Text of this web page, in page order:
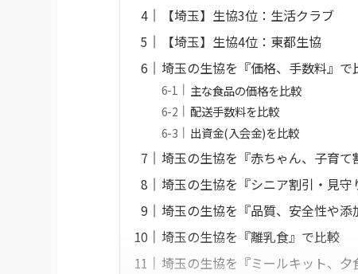
【埼玉】生協3位：生活クラブ
【埼玉】生協4位：東都生協
埼玉の生協を『価格、手数料』で
主な食品の価格を比較
配送手数料を比較
出資金(入会金)を比較
埼玉の生協を『赤ちゃん、子育て
埼玉の生協を『シニア割引・見
埼玉の生協を『品質、安全性や添
埼玉の生協を『離乳食』で比較
埼玉の生協を『ミールキット、